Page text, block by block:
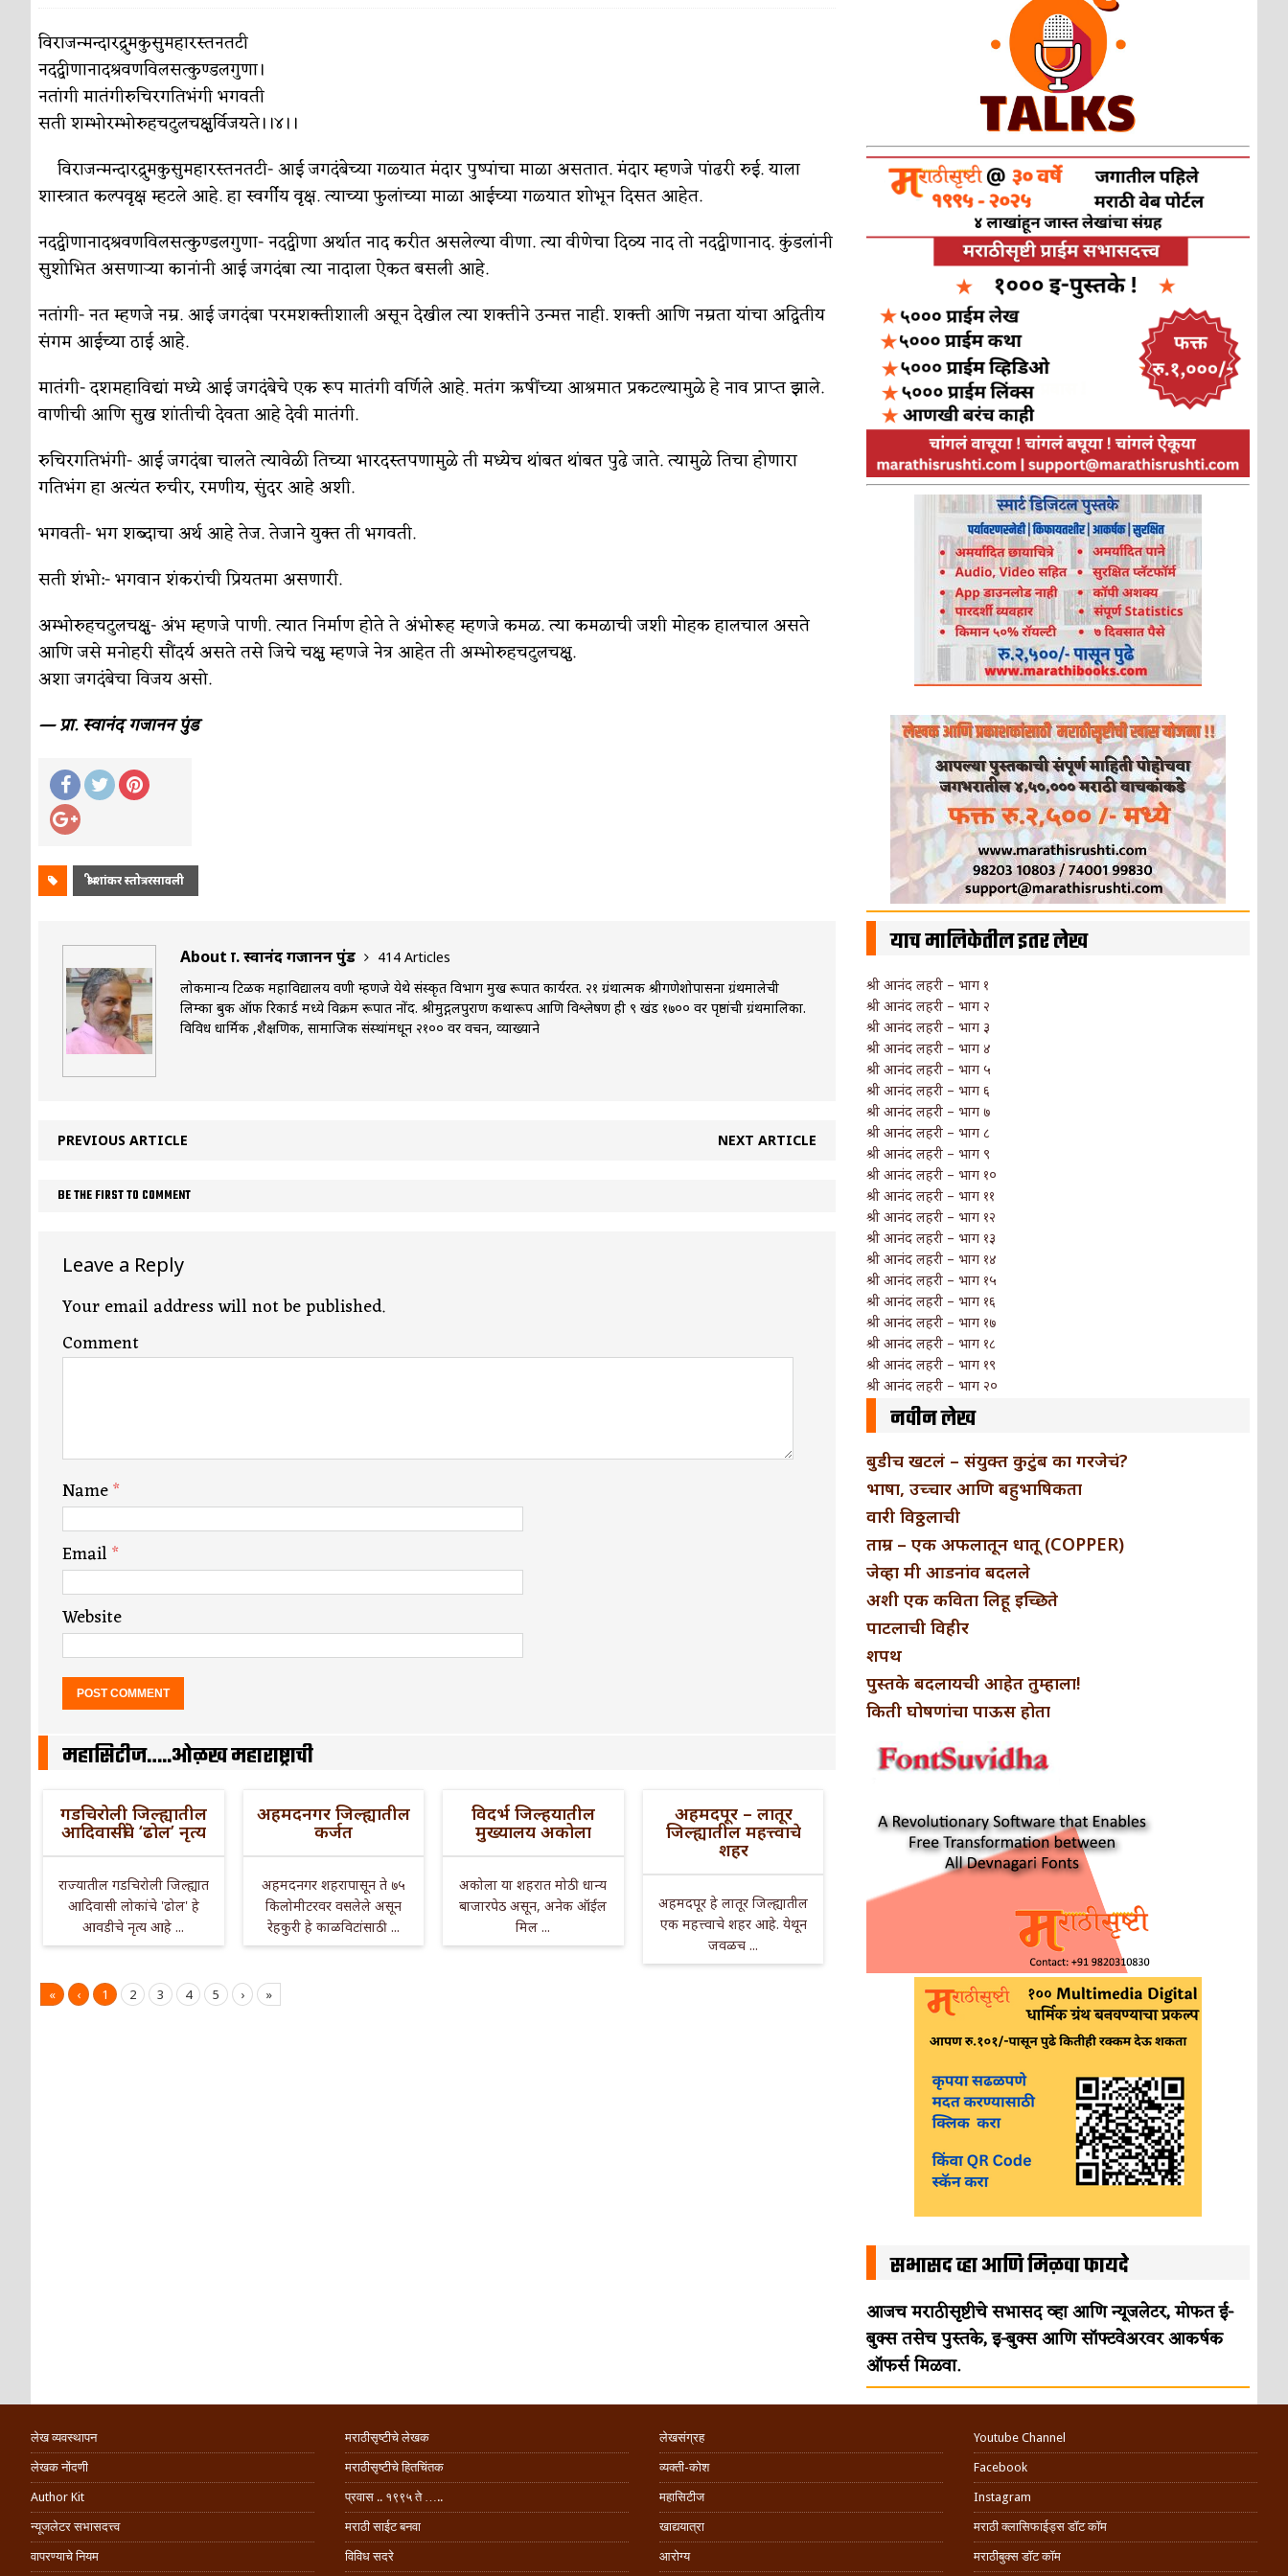
पाटलाची विहीर
शपथ कविता-गझल-चारोळी-वात्रटिका
पुस्तके बदलायची आहेत तुम्हाला!
कसं हुईन तं हू माय… परिचय आणि परिक्षणे
कविता-गझल-चारोळी-वात्रटिका
चमकदार चांदी अर्थ-वाणिज्य
आदिवासींचा डॉक्टर, समाजसेवेचा ध्यास : डॉ. राहुल जोशी युवा-विश्व
डेंग्यू: ताप उतरला म्हणजे धोका टळला असे नाही!
४ जुलै – इतिहासात घडलेल्या महत्त्वाच्या घटना दिनविशेष
‘अर्थ’पूर्ण हास्य
विराजन्मन्दारद्रुमकुसुमहारस्तनतटी
नदद्वीणानादश्रवणविलसत्कुण्डलगुणा।
नतांगी मातंगीरुचिरगतिभंगी भगवती
सती शम्भोरम्भोरुहचटुलचक्षुर्विजयते।।४।।
विराजन्मन्दारद्रुमकुसुमहारस्तनतटी- आई जगदंबेच्या गळ्यात मंदार पुष्पांचा माळा असतात. मंदार म्हणजे पांढरी रुई. याला
शास्त्रात कल्पवृक्ष म्हटले आहे. हा स्वर्गीय वृक्ष. त्याच्या फुलांच्या माळा आईच्या गळ्यात शोभून दिसत आहेत.
नदद्वीणानादश्रवणविलसत्कुण्डलगुणा- नदद्वीणा अर्थात नाद करीत असलेल्या वीणा. त्या वीणेचा दिव्य नाद तो नदद्वीणानाद. कुंडलांनी
सुशोभित असणाऱ्या कानांनी आई जगदंबा त्या नादाला ऐकत बसली आहे.
नतांगी- नत म्हणजे नम्र. आई जगदंबा परमशक्तीशाली असून देखील त्या शक्तीने उन्मत्त नाही. शक्ती आणि नम्रता यांचा अद्वितीय
संगम आईच्या ठाई आहे.
मातंगी- दशमहाविद्यां मध्ये आई जगदंबेचे एक रूप मातंगी वर्णिले आहे. मतंग ऋषींच्या आश्रमात प्रकटल्यामुळे हे नाव प्राप्त झाले.
वाणीची आणि सुख शांतीची देवता आहे देवी मातंगी.
रुचिरगतिभंगी- आई जगदंबा चालते त्यावेळी तिच्या भारदस्तपणामुळे ती मध्येच थांबत थांबत पुढे जाते. त्यामुळे तिचा होणारा
गतिभंग हा अत्यंत रुचीर, रमणीय, सुंदर आहे अशी.
भगवती- भग शब्दाचा अर्थ आहे तेज. तेजाने युक्त ती भगवती.
सती शंभो:- भगवान शंकरांची प्रियतमा असणारी.
अम्भोरुहचटुलचक्षु- अंभ म्हणजे पाणी. त्यात निर्माण होते ते अंभोरूह म्हणजे कमळ. त्या कमळाची जशी मोहक हालचाल असते
आणि जसे मनोहरी सौंदर्य असते तसे जिचे चक्षु म्हणजे नेत्र आहेत ती अम्भोरुहचटुलचक्षु.
अशा जगदंबेचा विजय असो.
— प्रा. स्वानंद गजानन पुंड
श्री शांकर स्तोत्ररसावली
About प्रा. स्वानंद गजानन पुंड
414 Articles
लोकमान्य टिळक महाविद्यालय वणी म्हणजे येथे संस्कृत विभाग प्रमुख रूपात कार्यरत. २१ ग्रंथात्मक श्रीगणेशोपासना ग्रंथमालेची
लिम्का बुक ऑफ रिकार्ड मध्ये विक्रम रूपात नोंद. श्रीमुद्गलपुराण कथारूप आणि विश्लेषण ही ९ खंड १७०० वर पृष्ठांची ग्रंथमालिका.
विविध धार्मिक ,शैक्षणिक, सामाजिक संस्थांमधून २१०० वर प्रवचन, व्याख्याने
PREVIOUS ARTICLE NEXT ARTICLE
BE THE FIRST TO COMMENT
Leave a Reply
Your email address will not be published.
Comment
Name*
Email*
Website
महासिटीज…..ओळख महाराष्ट्राची
गडचिरोली जिल्ह्यातील
आदिवासींचे ‘ढोल’ नृत्य
राज्यातील गडचिरोली जिल्ह्यात
आदिवासी लोकांचे 'ढोल' हे
आवडीचे नृत्य आहे ...
अहमदनगर जिल्ह्यातील
कर्जत
अहमदनगर शहरापासून ते ७५
किलोमीटरवर वसलेले असून
रेहकुरी हे काळविटांसाठी ...
विदर्भ जिल्हयातील
मुख्यालय अकोला
अकोला या शहरात मोठी धान्य
बाजारपेठ असून, अनेक ऑईल
मिल ...
अहमदपूर – लातूर
जिल्ह्यातील महत्त्वाचे
शहर
अहमदपूर हे लातूर जिल्ह्यातील
एक महत्त्वाचे शहर आहे. येथून
जवळच ...
« ‹ 1 2 3 4 5 › »
याच मालिकेतील इतर लेख
श्री आनंद लहरी – भाग १
श्री आनंद लहरी – भाग २
श्री आनंद लहरी – भाग ३
श्री आनंद लहरी – भाग ४
श्री आनंद लहरी – भाग ५
श्री आनंद लहरी – भाग ६
श्री आनंद लहरी – भाग ७
श्री आनंद लहरी – भाग ८
श्री आनंद लहरी – भाग ९
श्री आनंद लहरी – भाग १०
श्री आनंद लहरी – भाग ११
श्री आनंद लहरी – भाग १२
श्री आनंद लहरी – भाग १३
श्री आनंद लहरी – भाग १४
श्री आनंद लहरी – भाग १५
श्री आनंद लहरी – भाग १६
श्री आनंद लहरी – भाग १७
श्री आनंद लहरी – भाग १८
श्री आनंद लहरी – भाग १९
श्री आनंद लहरी – भाग २०
नवीन लेख
बुडीच खटलं – संयुक्त कुटुंब का गरजेचं?
भाषा, उच्चार आणि बहुभाषिकता
वारी विठ्ठलाची
ताम्र – एक अफलातून धातू (COPPER)
जेव्हा मी आडनांव बदलले
अशी एक कविता लिहू इच्छिते
पाटलाची विहीर
शपथ
पुस्तके बदलायची आहेत तुम्हाला!
किती घोषणांचा पाऊस होता
सभासद व्हा आणि मिळवा फायदे
आजच मराठीसृष्टीचे सभासद व्हा आणि न्यूजलेटर, मोफत ई-
बुक्स तसेच पुस्तके, इ-बुक्स आणि सॉफ्टवेअरवर आकर्षक
ऑफर्स मिळवा.
लेख व्यवस्थापन
लेखक नोंदणी
Author Kit
न्यूजलेटर सभासदत्त्व
वापरण्याचे नियम
मराठीसृष्टीचे लेखक
मराठीसृष्टीचे हितचिंतक
प्रवास .. १९९५ ते …..
मराठी साईट बनवा
विविध सदरे
लेखसंग्रह
व्यक्ती-कोश
महासिटीज
खाद्ययात्रा
आरोग्य
Youtube Channel
Facebook
Instagram
मराठी क्लासिफाईड्स डॉट कॉम
मराठीबुक्स डॉट कॉम